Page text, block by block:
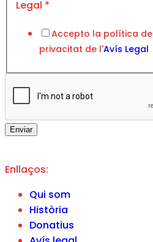
deLegal *
Accepto la política de
privacitat de l'Avís Legal
Enviar
Enllaços:
Qui som
Història
Donatius